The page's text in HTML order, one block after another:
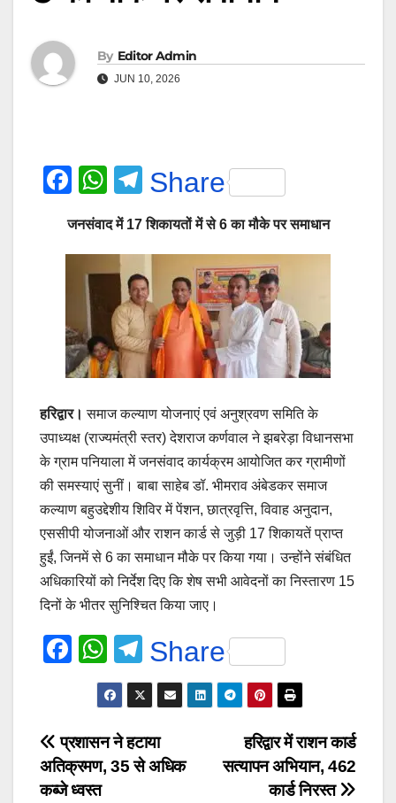
By Editor Admin
JUN 10, 2026
F
c
e
b
o
o
k
W
h
at
s
A
p
p
T
el
e
gr
a
m
Share
जनसंवाद में 17 शिकायतों में से 6 का मौके पर समाधान
हरिद्वार।समाज कल्याण योजनाएं एवं अनुश्रवण समिति के
उपाध्यक्ष (राज्यमंत्री स्तर) देशराज कर्णवाल ने झबरेड़ा विधानसभा
के ग्राम पनियाला में जनसंवाद कार्यक्रम आयोजित कर ग्रामीणों
की समस्याएं सुनीं। बाबा साहेब डॉ. भीमराव अंबेडकर समाज
कल्याण बहुउद्देशीय शिविर में पेंशन, छात्रवृत्ति, विवाह अनुदान,
एससीपी योजनाओं और राशन कार्ड से जुड़ी 17 शिकायतें प्राप्त
हुईं, जिनमें से 6 का समाधान मौके पर किया गया। उन्होंने संबंधित
अधिकारियों को निर्देश दिए कि शेष सभी आवेदनों का निस्तारण 15
दिनों के भीतर सुनिश्चित किया जाए।
F
e
b
o
W
h
at
s
A
T
el
e
gr
a
Share
Post
navigation
हरिद्वार में राशन कार्ड
सत्यापन अभियान, 462
कार्ड निरस्त
प्रशासन ने हटाया
अतिक्रमण, 35 से अधिक
कब्जे ध्वस्त